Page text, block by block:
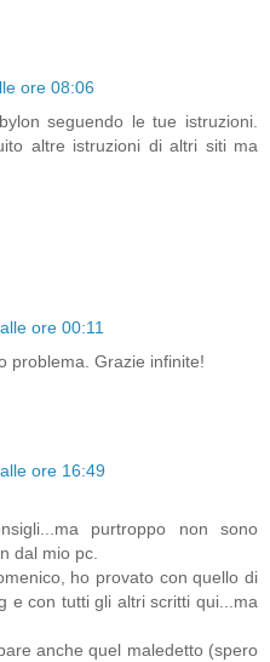
ore 08:06
seguendo le tue istruzioni.
altre istruzioni di altri siti ma
ore 00:11
problema. Grazie infinite!
ore 16:49
purtroppo non sono
dal mio pc.
ho provato con quello di
e con tutti gli altri scritti qui...ma
anche quel maledetto (spero